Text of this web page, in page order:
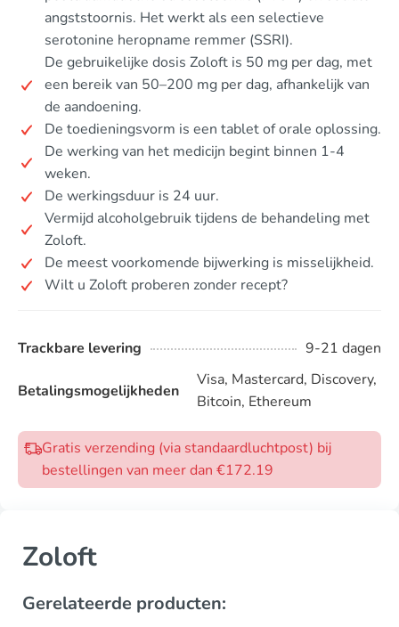
angststoornis. Het werkt als een selectieve
serotonine heropname remmer (SSRI).
De gebruikelijke dosis Zoloft is 50 mg per dag, met
een bereik van 50–200 mg per dag, afhankelijk van
de aandoening.
De toedieningsvorm is een tablet of orale oplossing.
De werking van het medicijn begint binnen 1-4
weken.
De werkingsduur is 24 uur.
Vermijd alcoholgebruik tijdens de behandeling met
Zoloft.
De meest voorkomende bijwerking is misselijkheid.
Wilt u Zoloft proberen zonder recept?
Trackbare levering 9-21 dagen
Betalingsmogelijkheden
Visa, Mastercard, Discovery,
Bitcoin, Ethereum
Gratis verzending (via standaardluchtpost) bij
bestellingen van meer dan €172.19
Zoloft
Gerelateerde producten: